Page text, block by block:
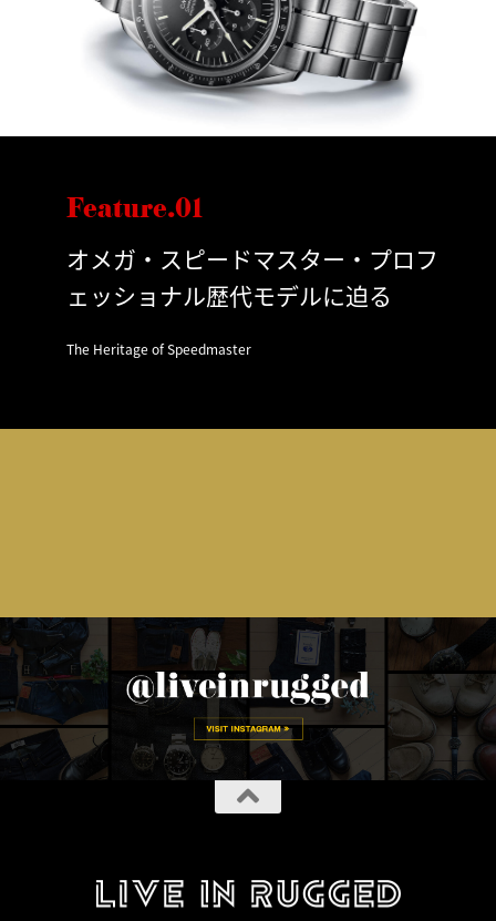
Feature.01
オメガ・スピードマスター・プロフ
ェッショナル歴代モデルに迫る
The Heritage of Speedmaster